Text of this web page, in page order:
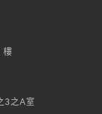
樓
3之A室